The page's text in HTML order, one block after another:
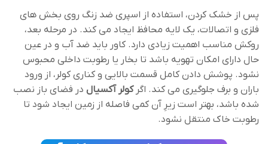
پس از خشک‌ کردن، استفاده از اسپری ضد زنگ روی بخش ‌های
فلزی و اتصالات، یک لایه محافظ ایجاد می ‌کند. در مرحله بعد،
روکش مناسب اهمیت زیادی دارد. کاور باید ضد آب و در عین
حال دارای امکان تهویه باشد تا بخار یا رطوبت داخلی محبوس
نشود. پوشش ‌دادن کامل قسمت بالایی و کناری کولر، از ورود
باران و برف جلوگیری می‌ کند. اگرکولر آکسیال در فضای باز نصب
شده باشد، بهتر است زیرِ آن کمی فاصله از زمین ایجاد شود تا
رطوبت خاک منتقل نشود.